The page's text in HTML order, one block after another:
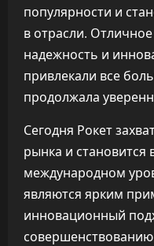
популярности и
в отрасли.
надежность и
привлекали все
продолжала
Сегодня Рокет
рынка и становится
международном
являются ярким
инновационный